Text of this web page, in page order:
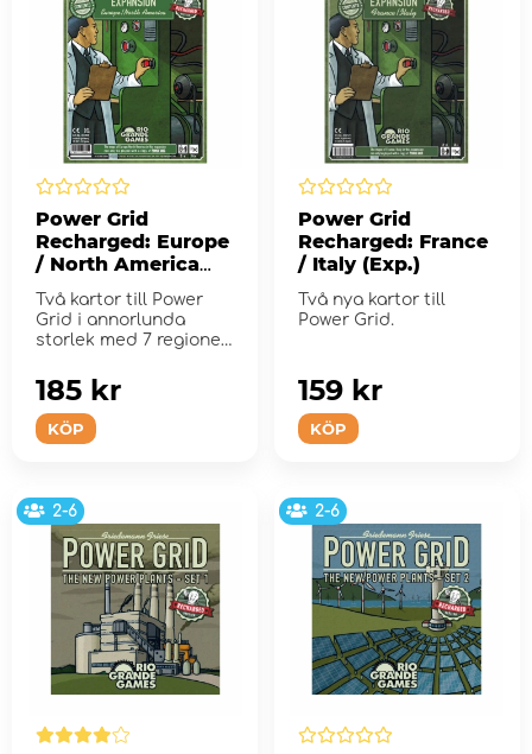
Power Grid
Recharged: Europe
/ North America
(Exp.)
Två kartor till Power
Grid i annorlunda
storlek med 7 regioner
KÖP
185 kr
Power Grid
Recharged: France
/ Italy (Exp.)
Två nya kartor till
Power Grid.
KÖP
159 kr
2-6 2-6